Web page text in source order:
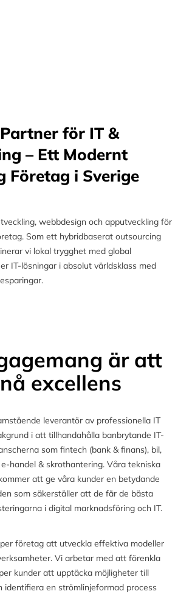
för IT &
– Ett Modernt
Företag i Sverige
webbdesign och apputveckling för
Som ett hybridbaserat outsourcing
vi lokal trygghet med global
IT-lösningar i absolut världsklass med
är att
excellens
leverantör av professionella IT
i att tillhandahålla banbrytande IT-
som fintech (bank & finans), bil,
handel & skrothantering. Våra tekniska
att ge våra kunder en betydande
som säkerställer att de får de bästa
i digital marknadsföring och IT.
företag att utveckla effektiva modeller
Vi arbetar med att förenkla
kunder att upptäcka möjligheter till
identifiera en strömlinjeformad process